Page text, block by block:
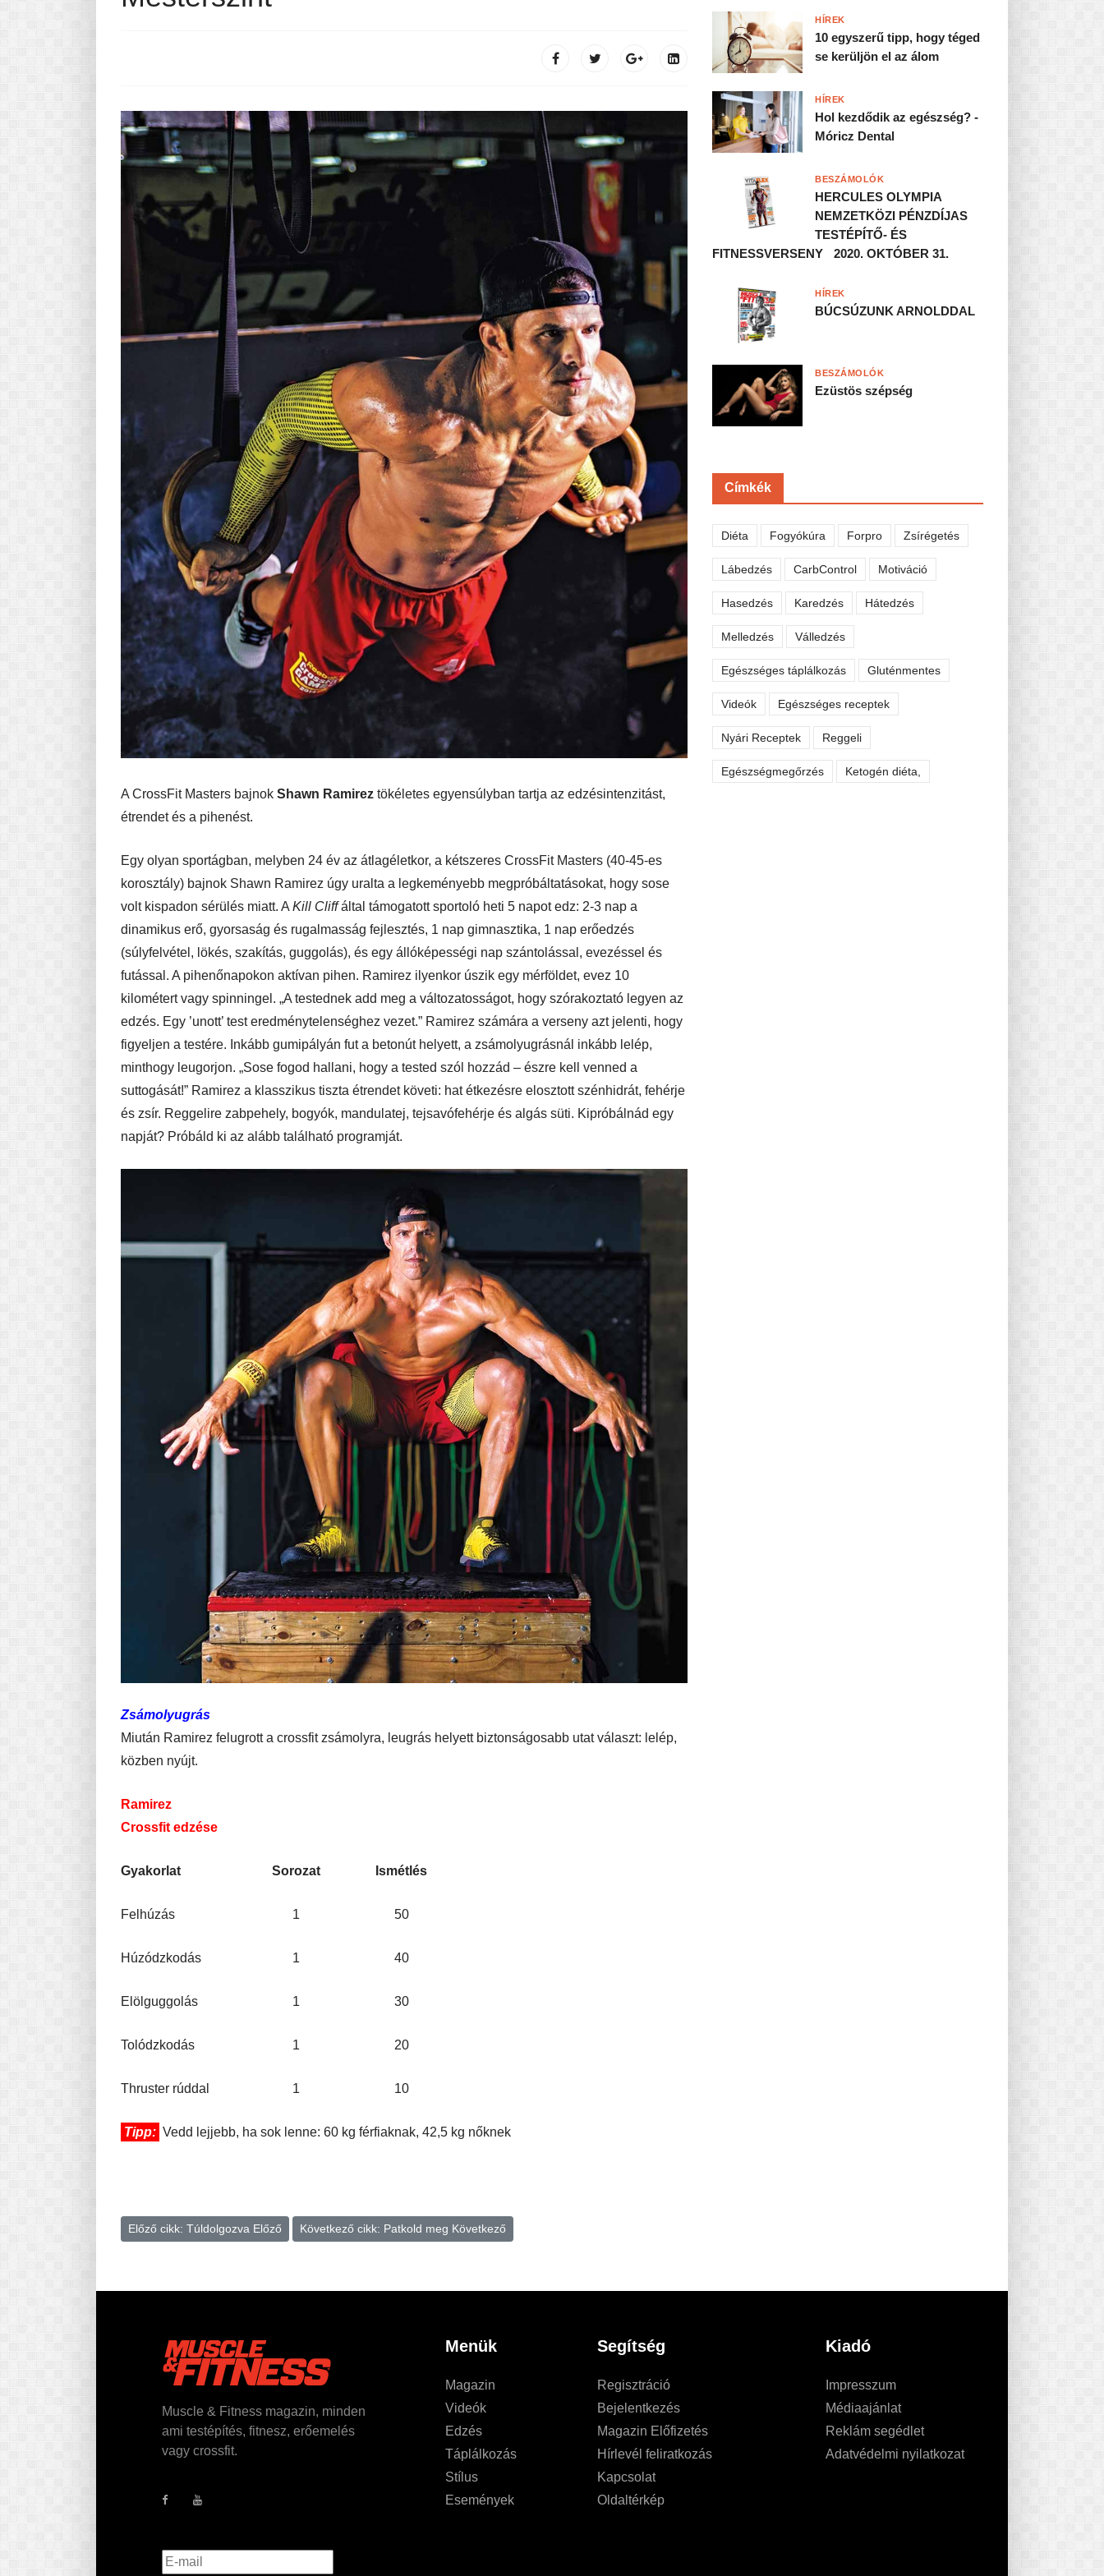
A CrossFit Masters bajnok Shawn Ramirez tökéletes egyensúlyban tartja az edzésintenzitást,
étrendet és a pihenést.
Egy olyan sportágban, melyben 24 év az átlagéletkor, a kétszeres CrossFit Masters (40-45-es
korosztály) bajnok Shawn Ramirez úgy uralta a legkeményebb megpróbáltatásokat, hogy sose
volt kispadon sérülés miatt. A Kill Cliffáltal támogatott sportoló heti 5 napot edz: 2-3 nap a
dinamikus erő, gyorsaság és rugalmasság fejlesztés, 1 nap gimnasztika, 1 nap erőedzés
(súlyfelvétel, lökés, szakítás, guggolás), és egy állóképességi nap szántolással, evezéssel és
futással. A pihenőnapokon aktívan pihen. Ramirez ilyenkor úszik egy mérföldet, evez 10
kilométert vagy spinningel. „A testednek add meg a változatosságot, hogy szórakoztató legyen az
edzés. Egy ’unott’ test eredménytelenséghez vezet.” Ramirez számára a verseny azt jelenti, hogy
figyeljen a testére. Inkább gumipályán fut a betonút helyett, a zsámolyugrásnál inkább lelép,
minthogy leugorjon. „Sose fogod hallani, hogy a tested szól hozzád – észre kell venned a
suttogását!” Ramirez a klasszikus tiszta étrendet követi: hat étkezésre elosztott szénhidrát, fehérje
és zsír. Reggelire zabpehely, bogyók, mandulatej, tejsavófehérje és algás süti. Kipróbálnád egy
napját? Próbáld ki az alább található programját.
Zsámolyugrás
Miután Ramirez felugrott a crossfit zsámolyra, leugrás helyett biztonságosabb utat választ: lelép,
közben nyújt.
Ramirez
Crossfit edzése
Gyakorlat Sorozat Ismétlés
Felhúzás 1 50
Húzódzkodás 1 40
Elölguggolás 1 30
Tolódzkodás 1 20
Thruster rúddal 1 10
Tipp: Vedd lejjebb, ha sok lenne: 60 kg férfiaknak, 42,5 kg nőknek
Előző cikk: Túldolgozva Előző Következő cikk: Patkold meg Következő
10 egyszerű tipp, hogy téged
se kerüljön el az álom
HÍREK
Hol kezdődik az egészség? -
Móricz Dental
HÍREK
HERCULES OLYMPIA
NEMZETKÖZI PÉNZDÍJAS
TESTÉPÍTŐ- ÉS
FITNESSVERSENY 2020. OKTÓBER 31.
BESZÁMOLÓK
BÚCSÚZUNK ARNOLDDAL
HÍREK
Ezüstös szépség
BESZÁMOLÓK
Címkék
Diéta Fogyókúra Forpro Zsírégetés
Lábedzés CarbControl Motiváció
Hasedzés Karedzés Hátedzés
Melledzés Válledzés
Egészséges táplálkozás Gluténmentes
Videók Egészséges receptek
Nyári Receptek Reggeli
Egészségmegőrzés Ketogén diéta,
Muscle & Fitness magazin, minden
ami testépítés, fitnesz, erőemelés
vagy crossfit.
Menük
Magazin
Videók
Edzés
Táplálkozás
Stílus
Események
Segítség
Regisztráció
Bejelentkezés
Magazin Előfizetés
Hírlevél feliratkozás
Kapcsolat
Oldaltérkép
Kiadó
Impresszum
Médiaajánlat
Reklám segédlet
Adatvédelmi nyilatkozat